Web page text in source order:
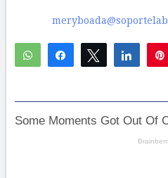
WhatsAppCompartirTwittear